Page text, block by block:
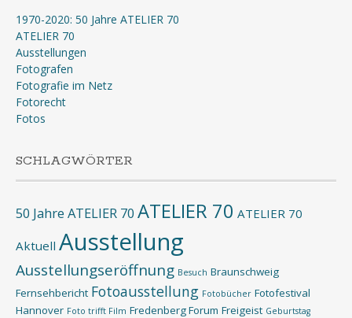
1970-2020: 50 Jahre ATELIER 70
ATELIER 70
Ausstellungen
Fotografen
Fotografie im Netz
Fotorecht
Fotos
SCHLAGWÖRTER
50 Jahre ATELIER 70 ATELIER 70 ATELIER 70
Aktuell Ausstellung
Ausstellungseröffnung Besuch Braunschweig
Fernsehbericht Fotoausstellung Fotobücher Fotofestival
Hannover Foto trifft Film Fredenberg Forum Freigeist Geburtstag